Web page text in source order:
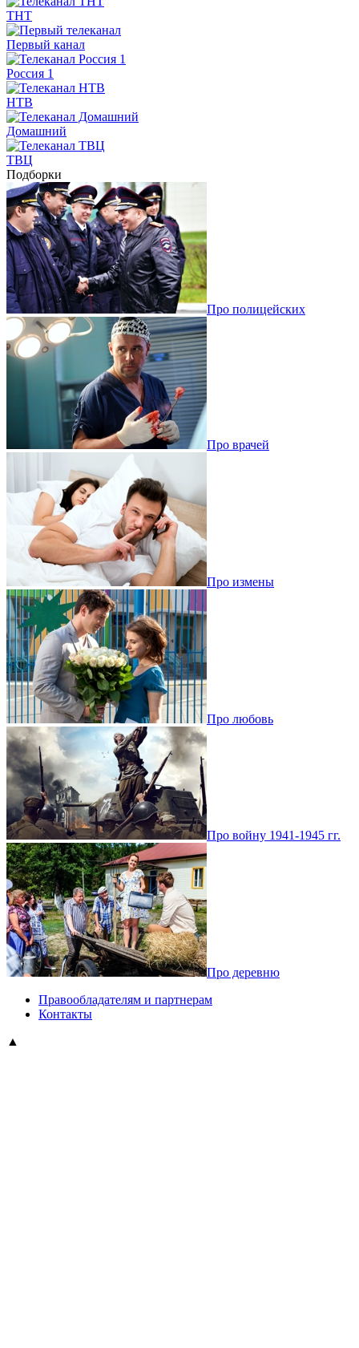
ТНТ
Первый канал
Россия 1
НТВ
Домашний
ТВЦ
Подборки
Про полицейских
Про врачей
Про измены
Про любовь
Про войну 1941-1945 гг.
Про деревню
Правообладателям и партнерам
Контакты
▲